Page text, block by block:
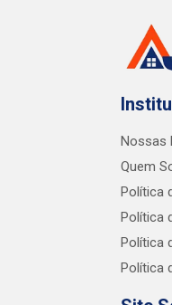
Nossas
Quem
Política
Política
Política
Política